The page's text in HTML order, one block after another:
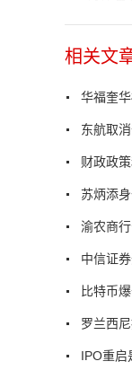
相关文
华福奎
东航取
财政政
苏炳添
渝农商
中信证
比特币
罗兰西
IPO重启